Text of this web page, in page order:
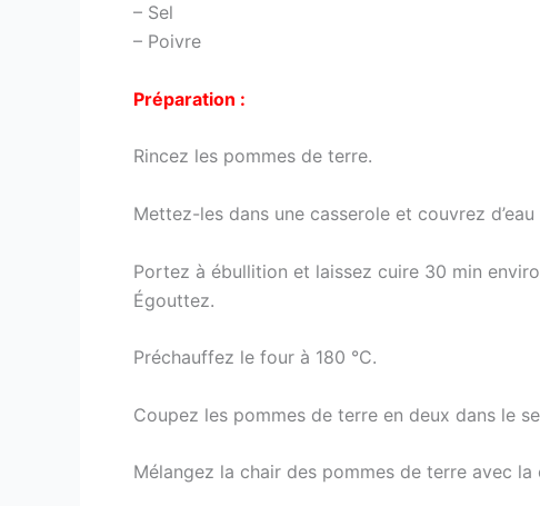
– Sel
– Poivre
Préparation :
Rincez les pommes de terre.
Mettez-les dans une casserole et couvrez
Portez à ébullition et laissez cuire 30 min
Égouttez.
Préchauffez le four à 180 °C.
Coupez les pommes de terre en deux dans le
Mélangez la chair des pommes de terre avec